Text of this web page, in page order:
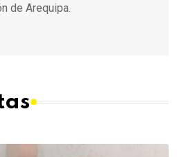
de Arequipa.